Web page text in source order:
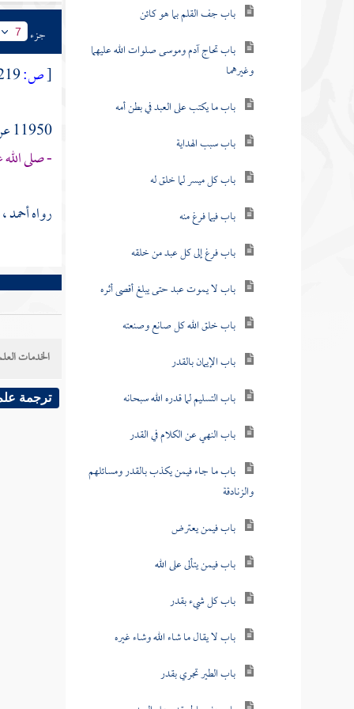
باب جف القلم بما هو كائن
باب تحاج آدم وموسى صلوات الله عليهما
وغيرهما
باب ما يكتب على العبد في بطن أمه
باب سبب الهداية
باب كل ميسر لما خلق له
باب فيما فرغ منه
باب فرغ إلى كل عبد من خلقه
باب لا يموت عبد حتى يبلغ أقصى أثره
باب خلق الله كل صانع وصنعته
باب الإيمان بالقدر
باب التسليم لما قدره الله سبحانه
باب النهي عن الكلام في القدر
باب ما جاء فيمن يكذب بالقدر ومسائلهم
والزنادقة
باب فيمن يعترض
باب فيمن يتألى على الله
باب كل شيء بقدر
باب لا يقال ما شاء الله وشاء غيره
باب الطير تجري بقدر
جزء 7
[ص:
11950 عن
- صلى
رواهأحمد
الخدمات
ترجمة